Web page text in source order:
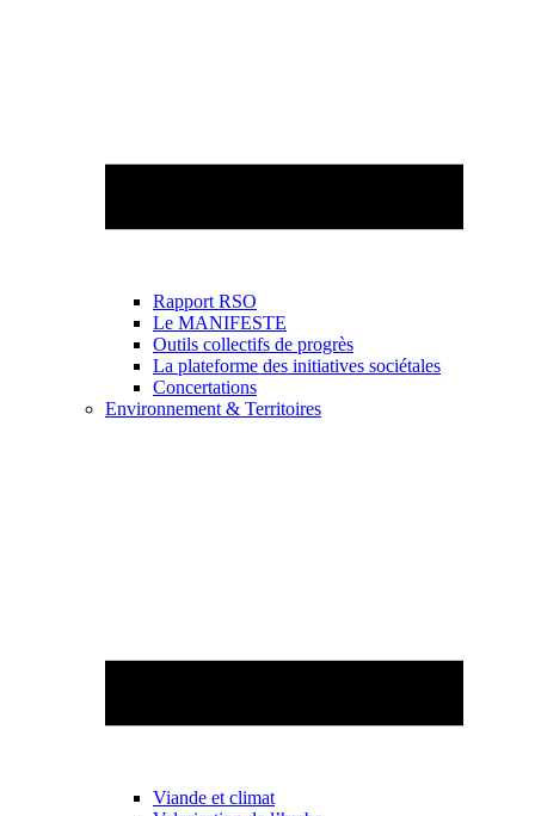
Rapport RSO
Le MANIFESTE
Outils collectifs de progrès
La plateforme des initiatives sociétales
Concertations
Environnement & Territoires
Viande et climat